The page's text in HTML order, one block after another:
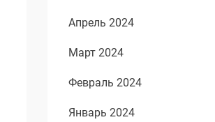
Апрель 2024
Март 2024
Февраль 2024
Январь 2024